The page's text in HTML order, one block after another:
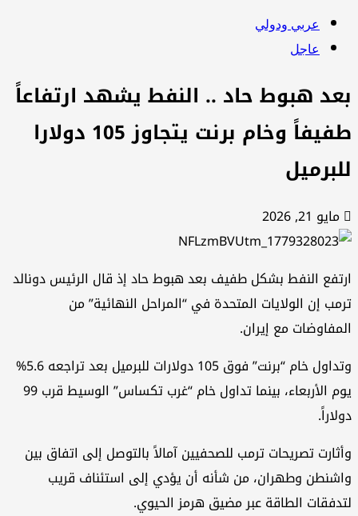
عربي ودولي
عاجل
هبوط حاد .. النفط يشهد ارتفاعاً
طفيفاً وخام برنت يتجاوز 105 دولارا
مايو 21, 2026
النفط بشكل طفيف بعد هبوط حاد إذ قال الرئيس دونالد
إن الولايات المتحدة في “المراحل النهائية” من
مع إيران.
وتداول خام “برنت” فوق 105 دولارات للبرميل بعد تراجعه 5.6%
يوم الأربعاء، بينما تداول خام “غرب تكساس” الوسيط قرب 99
تصريحات ترمب للصحفيين آمالاً بالتوصل إلى اتفاق بين
وطهران، من شأنه أن يؤدي إلى استئناف قريب
الطاقة عبر مضيق هرمز الحيوي.